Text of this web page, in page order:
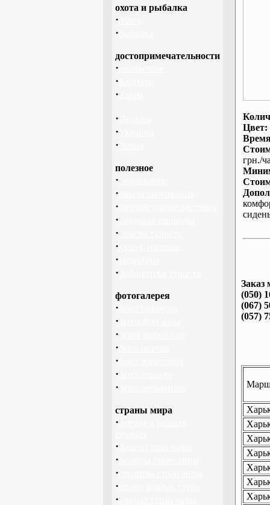
охота и рыбалка
·
·
достопримечательности
·
·
·
·
·
·
полезное
·
·
·
·
·
·
·
·
фотогалерея
·
·
·
·
·
·
·
страны мира
·
·
·
·
·
·
Цвет:
грн./
Заказ
(050)
(067)
(057)